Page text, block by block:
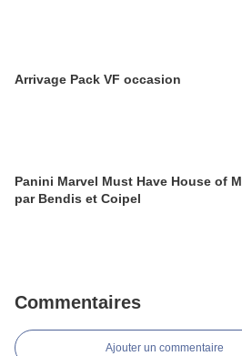
Arrivage Pack VF occasion
Panini Marvel Must Have House of M
par Bendis et Coipel
Commentaires
Ajouter un commentaire